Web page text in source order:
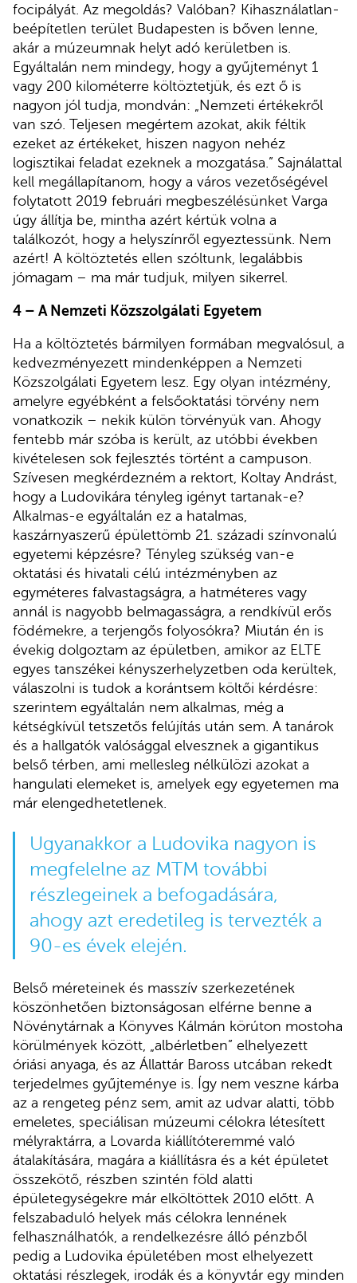
focipályát. Az megoldás? Valóban? Kihasználatlan-
beépítetlen terület Budapesten is bőven lenne,
akár a múzeumnak helyt adó kerületben is.
Egyáltalán nem mindegy, hogy a gyűjteményt 1
vagy 200 kilométerre költöztetjük, és ezt ő is
nagyon jól tudja, mondván: „Nemzeti értékekről
van szó. Teljesen megértem azokat, akik féltik
ezeket az értékeket, hiszen nagyon nehéz
logisztikai feladat ezeknek a mozgatása.” Sajnálattal
kell megállapítanom, hogy a város vezetőségével
folytatott 2019 februári megbeszélésünket Varga
úgy állítja be, mintha azért kértük volna a
találkozót, hogy a helyszínről egyeztessünk. Nem
azért! A költöztetés ellen szóltunk, legalábbis
jómagam – ma már tudjuk, milyen sikerrel.
4 – A Nemzeti Közszolgálati Egyetem
Ha a költöztetés bármilyen formában megvalósul, a
kedvezményezett mindenképpen a Nemzeti
Közszolgálati Egyetem lesz. Egy olyan intézmény,
amelyre egyébként a felsőoktatási törvény nem
vonatkozik – nekik külön törvényük van. Ahogy
fentebb már szóba is került, az utóbbi években
kivételesen sok fejlesztés történt a campuson.
Szívesen megkérdezném a rektort, Koltay Andrást,
hogy a Ludovikára tényleg igényt tartanak-e?
Alkalmas-e egyáltalán ez a hatalmas,
kaszárnyaszerű épülettömb 21. századi színvonalú
egyetemi képzésre? Tényleg szükség van-e
oktatási és hivatali célú intézményben az
egyméteres falvastagságra, a hatméteres vagy
annál is nagyobb belmagasságra, a rendkívül erős
födémekre, a terjengős folyosókra? Miután én is
évekig dolgoztam az épületben, amikor az ELTE
egyes tanszékei kényszerhelyzetben oda kerültek,
válaszolni is tudok a korántsem költői kérdésre:
szerintem egyáltalán nem alkalmas, még a
kétségkívül tetszetős felújítás után sem. A tanárok
és a hallgatók valósággal elvesznek a gigantikus
belső térben, ami mellesleg nélkülözi azokat a
hangulati elemeket is, amelyek egy egyetemen ma
már elengedhetetlenek.
Ugyanakkor a Ludovika nagyon is
megfelelne az MTM további
részlegeinek a befogadására,
ahogy azt eredetileg is tervezték a
90-es évek elején.
Belső méreteinek és masszív szerkezetének
köszönhetően biztonságosan elférne benne a
Növénytárnak a Könyves Kálmán körúton mostoha
körülmények között, „albérletben” elhelyezett
óriási anyaga, és az Állattár Baross utcában rekedt
terjedelmes gyűjteménye is. Így nem veszne kárba
az a rengeteg pénz sem, amit az udvar alatti, több
emeletes, speciálisan múzeumi célokra létesített
mélyraktárra, a Lovarda kiállítóteremmé való
átalakítására, magára a kiállításra és a két épületet
összekötő, részben szintén föld alatti
épületegységekre már elköltöttek 2010 előtt. A
felszabaduló helyek más célokra lennének
felhasználhatók, a rendelkezésre álló pénzből
pedig a Ludovika épületében most elhelyezett
oktatási részlegek, irodák és a könyvtár egy minden